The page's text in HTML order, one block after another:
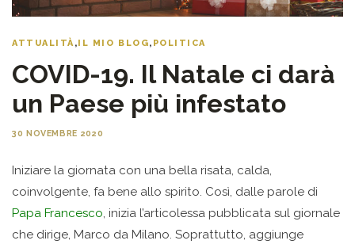
ATTUALITÀ ,IL MIO BLOG, POLITICA
COVID-19. Il Natale ci darà
un Paese più infestato
30 NOVEMBRE 2020
Iniziare la giornata con una bella risata, calda,
coinvolgente, fa bene allo spirito. Così, dalle parole di
Papa Francesco , inizia l’articolessa pubblicata sul giornale
che dirige, Marco da Milano. Soprattutto, aggiunge